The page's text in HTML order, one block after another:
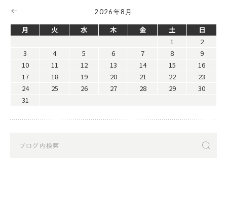
2026年8月
月 火 水 木 金 土
日
1
2
3
4 5 6 7 8
9
10
11 12 13 14 15
16
17
18 19 20 21 22
23
24
25 26 27 28 29
30
31